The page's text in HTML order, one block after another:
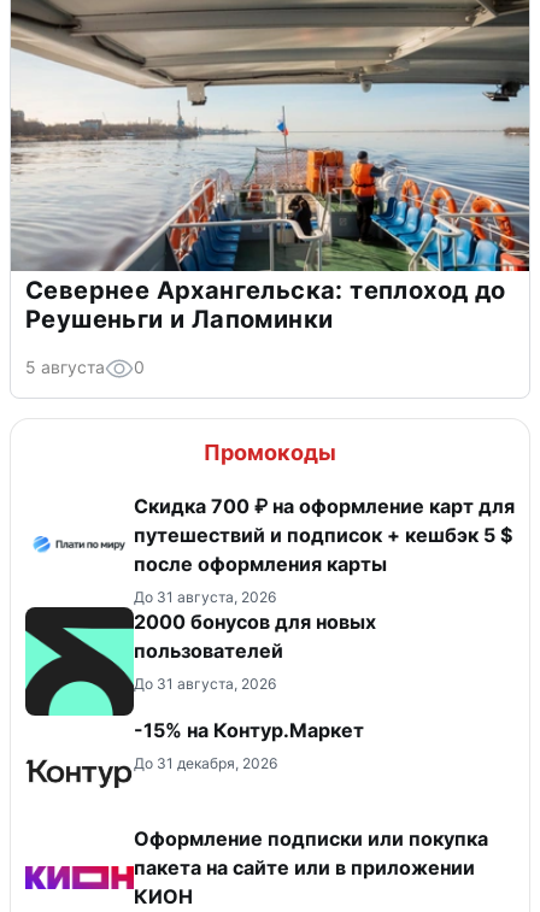
Севернее Архангельска: теплоход до
Реушеньги и Лапоминки
5 августа 0
Промокоды
Скидка 700 ₽ на оформление карт для
путешествий и подписок + кешбэк 5 $
после оформления карты
До 31 августа, 2026
2000 бонусов для новых
пользователей
До 31 августа, 2026
-15% на Контур.Маркет
До 31 декабря, 2026
Оформление подписки или покупка
пакета на сайте или в приложении
КИОН